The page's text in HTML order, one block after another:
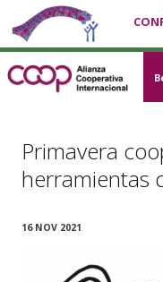
Primavera
herramientas
16 NOV 2021